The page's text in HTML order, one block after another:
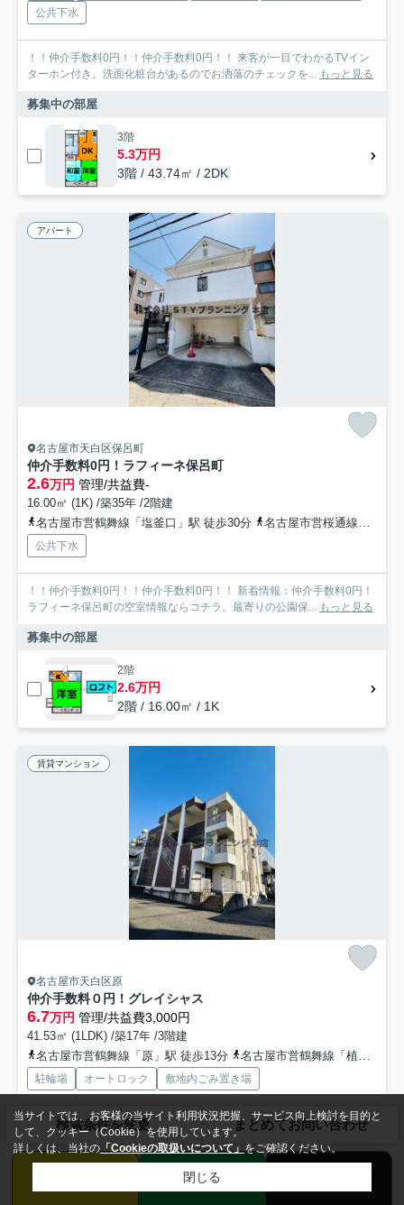
公共下水
！！仲介手数料0円！！仲介手数料0円！！ 来客が一目でわかるTVイン
ターホン付き。洗面化粧台があるのでお洒落のチェックを... もっと見る
募集中の部屋
3階
5.3万円
3階 / 43.74㎡ / 2DK
アパート
名古屋市天白区保呂町
仲介手数料0円！ラフィーネ保呂町
2.6万円 管理/共益費-
16.00㎡ (1K) /築35年 /2階建
名古屋市営鶴舞線「塩釜口」駅 徒歩30分
名古屋市営桜通線「鳴子北」駅 徒歩30分
公共下水
！！仲介手数料0円！！仲介手数料0円！！ 新着情報：仲介手数料0円！
ラフィーネ保呂町の空室情報ならコチラ。最寄りの公園保... もっと見る
募集中の部屋
2階
2.6万円
2階 / 16.00㎡ / 1K
賃貸マンション
名古屋市天白区原
仲介手数料０円！グレイシャス
6.7万円 管理/共益費3,000円
41.53㎡ (1LDK) /築17年 /3階建
名古屋市営鶴舞線「原」駅 徒歩13分
名古屋市営鶴舞線「植田」駅 徒歩13分
駐輪場 オートロック 敷地内ごみ置き場
！！仲介手数料０円！！仲介手数料０円！！ 収納はシューズボックス・
クロゼットなど豊富なので、衣類や履き物の整理がしやすく...
る
検索条件を変更 まとめてお問い合わせ
LINE
当サイトでは、お客様の当サイト利用状況把握、サービス向上検討を目的と
して、クッキー（Cookie）を使用しています。
詳しくは、当社の「Cookieの取扱いについて」をご確認ください。
閉じる